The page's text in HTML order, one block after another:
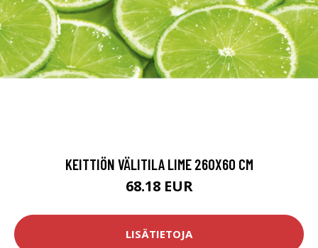
KEITTIÖN VÄLITILA LIME 260X60 CM
68.18 EUR
LISÄTIETOJA